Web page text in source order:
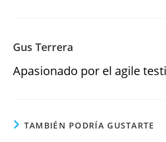
Gus Terrera
Apasionado por el agile
TAMBIÉN PODRÍA GUSTARTE